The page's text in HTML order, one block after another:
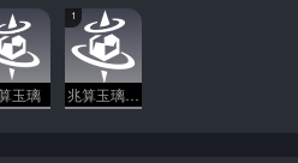
玉璃
1
兆算玉璃•二